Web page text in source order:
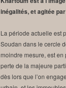
inégalités, et agitée
La période actuelle est
Soudan dans le cercle
moindre mesure, est
perte de la majeure
dès lors que l’on